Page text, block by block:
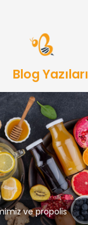
Blog Yazıları
ve propolis